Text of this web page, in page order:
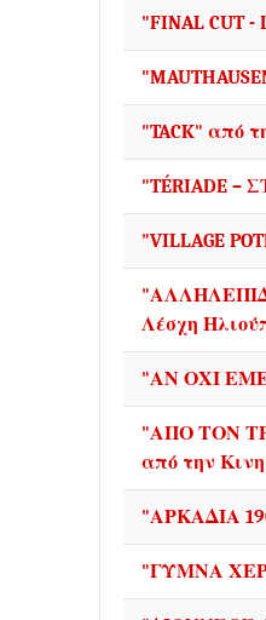
"FINAL CUT
"TACK" από
"TÉRIADE –
"VILLAGE
Λέσχη
"ΑΝ ΟΧΙ
"ΑΠΟ ΤΟΝ
από την
"ΑΡΚΑΔΙΑ
"ΓΥΜΝΑ